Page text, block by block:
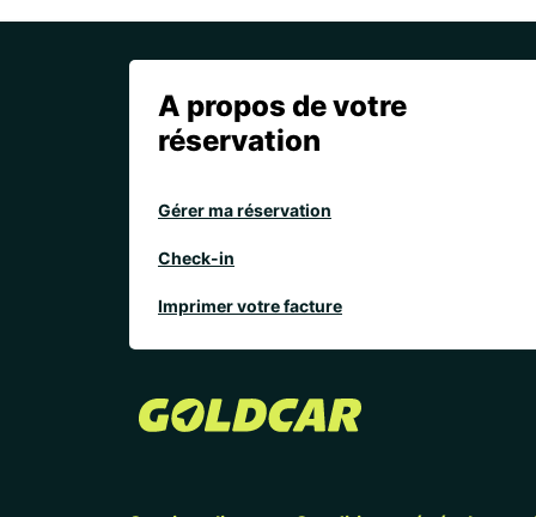
A propos de votre
réservation
Gérer ma réservation
Check-in
Imprimer votre facture